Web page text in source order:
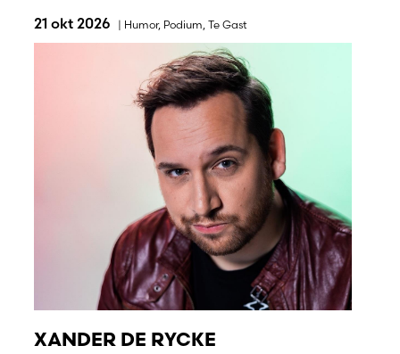
21 okt 2026 | Humor, Podium, Te Gast
XANDER DE RYCKE